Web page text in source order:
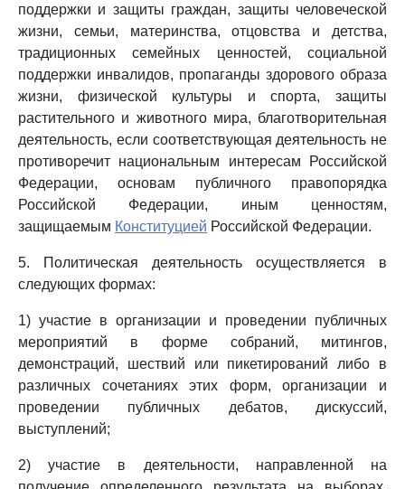
поддержки и защиты граждан, защиты человеческой
жизни, семьи, материнства, отцовства и детства,
традиционных семейных ценностей, социальной
поддержки инвалидов, пропаганды здорового образа
жизни, физической культуры и спорта, защиты
растительного и животного мира, благотворительная
деятельность, если соответствующая деятельность не
противоречит национальным интересам Российской
Федерации, основам публичного правопорядка
Российской Федерации, иным ценностям,
защищаемым Конституцией Российской Федерации.
5. Политическая деятельность осуществляется в
следующих формах:
1) участие в организации и проведении публичных
мероприятий в форме собраний, митингов,
демонстраций, шествий или пикетирований либо в
различных сочетаниях этих форм, организации и
проведении публичных дебатов, дискуссий,
выступлений;
2) участие в деятельности, направленной на